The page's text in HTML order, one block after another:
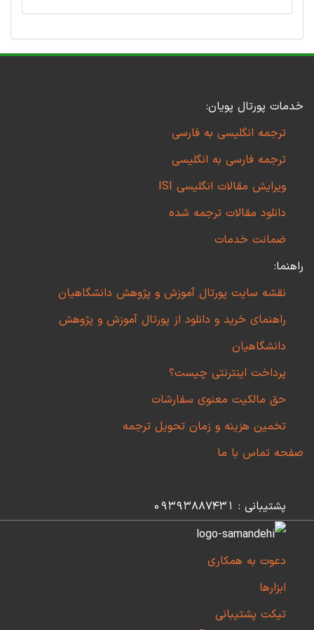
خدمات پورتال پویان:
ترجمه انگلیسی به فارسی
ترجمه فارسی به انگلیسی
ویرایش مقالات انگلیسی ISI
دانلود مقالات ترجمه شده
ضمانت خدمات
راهنما:
نقشه سایت پورتال آموزش و پژوهش دانشگاهیان
راهنمای خرید و دانلود از پورتال آموزش و پژوهش
دانشگاهیان
پرداخت اینترنتی چیست؟
حق مالکیت معنوی سفارشات
تخمین هزینه و زمان تحویل ترجمه
صفحه تماس با ما
پشتیبانی : 09393887431
دعوت به همکاری
ابزارها
تیکت پشتیبانی